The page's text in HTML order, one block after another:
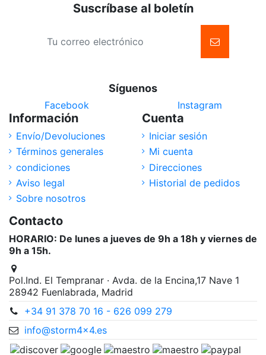
Suscríbase al boletín
Síguenos
Facebook Instagram
Información
Envío/Devoluciones
Términos generales
condiciones
Aviso legal
Sobre nosotros
Cuenta
Iniciar sesión
Mi cuenta
Direcciones
Historial de pedidos
Contacto
HORARIO: De lunes a jueves de 9h a 18h y viernes de
9h a 15h.
Pol.Ind. El Tempranar · Avda. de la Encina,17 Nave 1
28942 Fuenlabrada, Madrid
+34 91 378 70 16 - 626 099 279
info@storm4x4.es